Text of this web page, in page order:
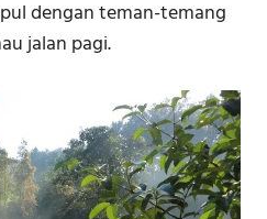
dengan teman-temang
jalan pagi.